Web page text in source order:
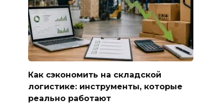
Как сэкономить на складской
логистике: инструменты, которые
реально работают